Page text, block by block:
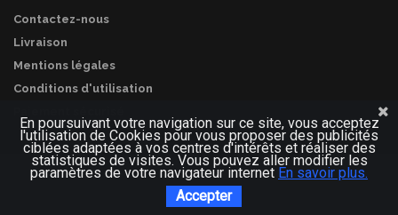
Contactez-nous
Livraison
Mentions légales
Conditions d'utilisation
En poursuivant votre navigation sur ce site, vous acceptez
l'utilisation de Cookies pour vous proposer des publicités
ciblées adaptées à vos centres d'intérêts et réaliser des
statistiques de visites. Vous pouvez aller modifier les
paramètres de votre navigateur internet En savoir plus.
Accepter